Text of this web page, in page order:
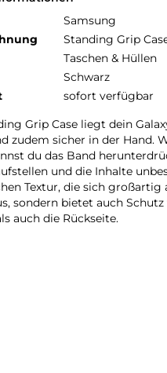
Samsung
Standing Grip
Taschen & Hüllen
Schwarz
sofort verfügbar
Grip Case liegt dein
zudem sicher in der Hand.
du das Band
und die Inhalte
Textur, die sich
sondern bietet auch
auch die Rückseite.